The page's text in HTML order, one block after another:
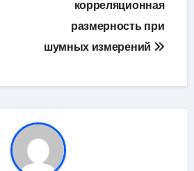
корреляционная
размерность при
шумных измерений